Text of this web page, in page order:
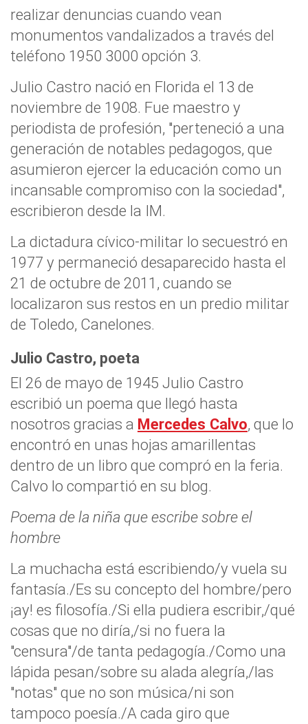
realizar denuncias cuando vean
monumentos vandalizados a través del
teléfono 1950 3000 opción 3.
Julio Castro nació en Florida el 13 de
noviembre de 1908. Fue maestro y
periodista de profesión, "perteneció a una
generación de notables pedagogos, que
asumieron ejercer la educación como un
incansable compromiso con la sociedad",
escribieron desde la IM.
La dictadura cívico-militar lo secuestró en
1977 y permaneció desaparecido hasta el
21 de octubre de 2011, cuando se
localizaron sus restos en un predio militar
de Toledo, Canelones.
Julio Castro, poeta
El 26 de mayo de 1945 Julio Castro
escribió un poema que llegó hasta
nosotros gracias a Mercedes Calvo, que lo
encontró en unas hojas amarillentas
dentro de un libro que compró en la feria.
Calvo lo compartió en su blog.
Poema de la niña que escribe sobre el
hombre
La muchacha está escribiendo/y vuela su
fantasía./Es su concepto del hombre/pero
¡ay! es filosofía./Si ella pudiera escribir,/qué
cosas que no diría,/si no fuera la
"censura"/de tanta pedagogía./Como una
lápida pesan/sobre su alada alegría,/las
"notas" que no son música/ni son
tampoco poesía./A cada giro que